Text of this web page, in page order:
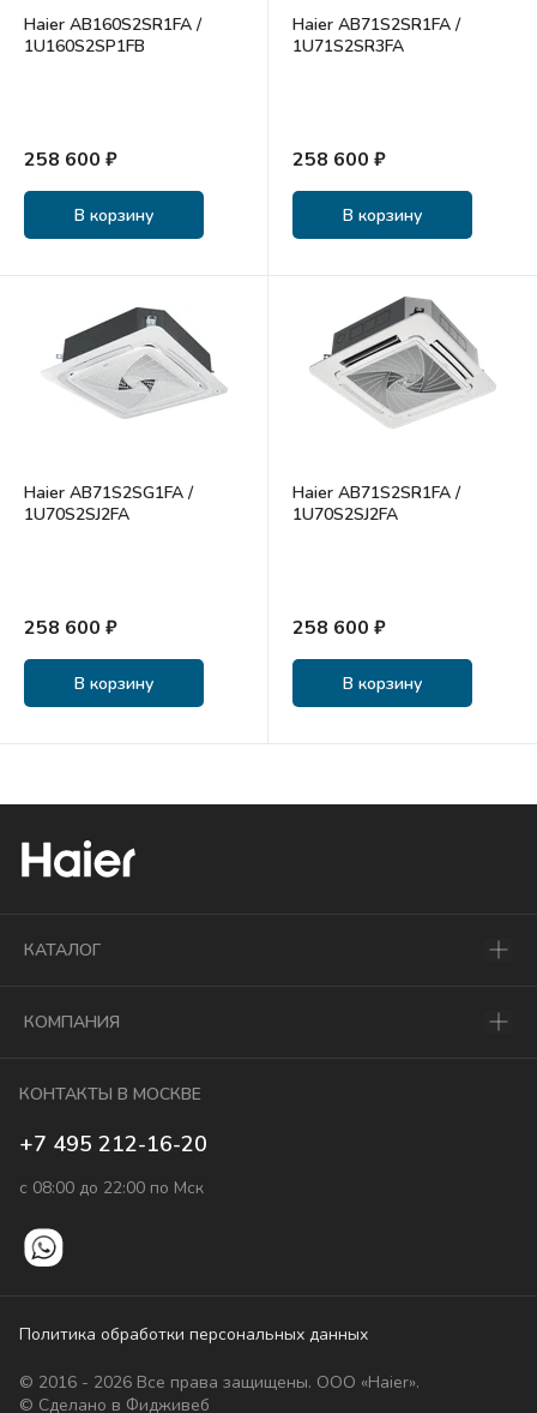
Haier AB160S2SR1FA /
1U160S2SP1FB
258 600 ₽
В корзину
Haier AB71S2SR1FA /
1U71S2SR3FA
258 600 ₽
В корзину
Haier AB71S2SG1FA /
1U70S2SJ2FA
258 600 ₽
В корзину
Haier AB71S2SR1FA /
1U70S2SJ2FA
258 600 ₽
В корзину
КАТАЛОГ
КОМПАНИЯ
КОНТАКТЫ В МОСКВЕ
+7 495 212-16-20
с 08:00 до 22:00 по Мск
© 2016 - 2026 Все права защищены. ООО «Haier».
Политика обработки персональных данных
© Сделано в Фидживеб